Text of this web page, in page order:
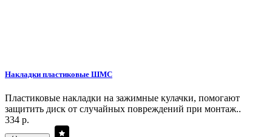
Накладки пластиковые ШМС
Пластиковые накладки на зажимные кулачки, помогают
защитить диск от случайных повреждений при монтаж..
334 р.